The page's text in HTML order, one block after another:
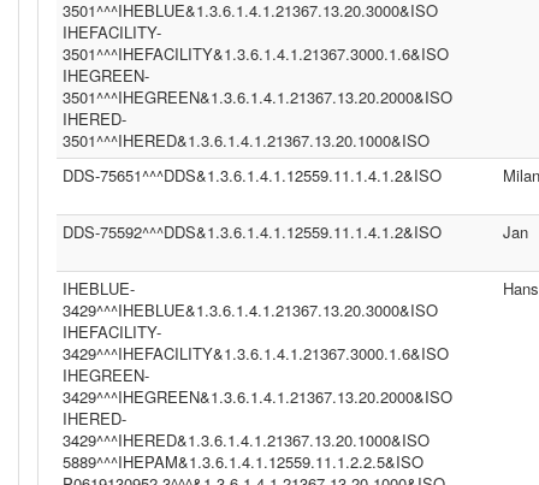
3501^^^IHEBLUE&1.3.6.1.4.1.21367.13.20.3000&ISO
IHEFACILITY-
3501^^^IHEFACILITY&1.3.6.1.4.1.21367.3000.1.6&ISO
IHEGREEN-
3501^^^IHEGREEN&1.3.6.1.4.1.21367.13.20.2000&ISO
IHERED-
3501^^^IHERED&1.3.6.1.4.1.21367.13.20.1000&ISO
DDS-75651^^^DDS&1.3.6.1.4.1.12559.11.1.4.1.2&ISO Milan
DDS-75592^^^DDS&1.3.6.1.4.1.12559.11.1.4.1.2&ISO Jan
IHEBLUE-
3429^^^IHEBLUE&1.3.6.1.4.1.21367.13.20.3000&ISO
IHEFACILITY-
3429^^^IHEFACILITY&1.3.6.1.4.1.21367.3000.1.6&ISO
IHEGREEN-
3429^^^IHEGREEN&1.3.6.1.4.1.21367.13.20.2000&ISO
IHERED-
3429^^^IHERED&1.3.6.1.4.1.21367.13.20.1000&ISO
5889^^^IHEPAM&1.3.6.1.4.1.12559.11.1.2.2.5&ISO
Hans